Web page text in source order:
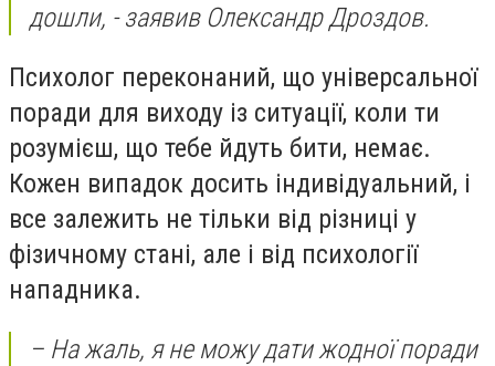
дошли, - заявив Олександр Дроздов.
Психолог переконаний, що універсальної
поради для виходу із ситуації, коли ти
розумієш, що тебе йдуть бити, немає.
Кожен випадок досить індивідуальний, і
все залежить не тільки від різниці у
фізичному стані, але і від психології
нападника.
– На жаль, я не можу дати жодної поради